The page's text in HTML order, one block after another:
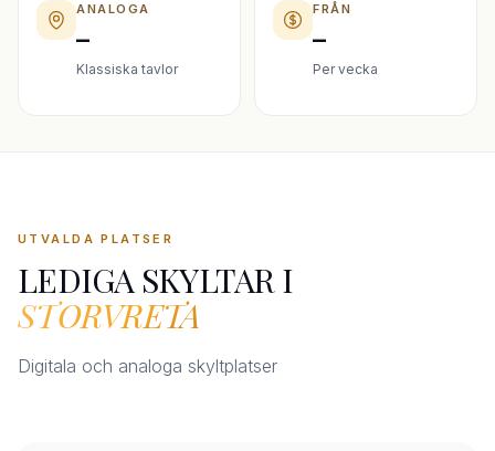
ANALOGA
–
Klassiska tavlor
FRÅN
–
Per vecka
UTVALDA PLATSER
LEDIGA SKYLTAR I
STORVRETA
Digitala och analoga skyltplatser